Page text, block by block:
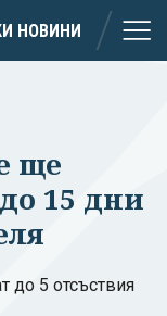
НОВИНИ
ще
15 дни
до 5 отсъствия